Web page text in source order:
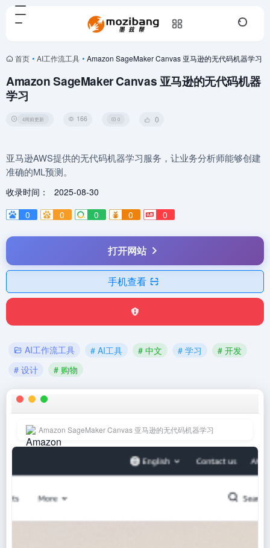
首页 • AI工作流工具 • Amazon SageMaker Canvas 亚马逊的无代码机器学习
Amazon SageMaker Canvas 亚马逊的无代码机器
学习
4周前更新 166 0 0
亚马逊AWS提供的无代码机器学习服务，让业务分析师能够创建
准确的ML预测。
收录时间：
2025-08-30
0
0 0 0 0
打开网站
手机查看
AI工作流工具 # AI工具 # 中文 # 学习
# 开发
# 设计
# 购物
Amazon SageMaker Canvas 亚马逊的无代码机器学习